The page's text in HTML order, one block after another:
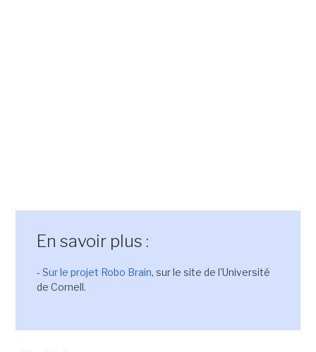
En savoir plus :
- Sur le projet Robo Brain, sur le site de l'Université
de Cornell.